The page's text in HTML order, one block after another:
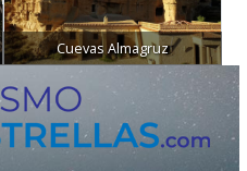
Cuevas Almagruz